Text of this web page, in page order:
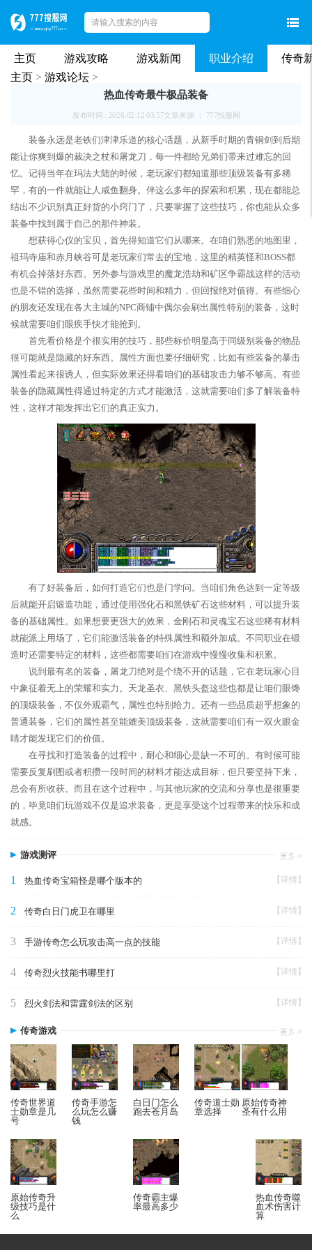
主页 游戏攻略 游戏新闻 职业介绍
传奇
主页 > 游戏论坛 >
热血传奇最牛极品装备
发布时间 : 2026-02-12 03:57文章来源 ： 777找服网
装备永远是老铁们津津乐道的核心话题，从新手时期的青铜剑到后期
能让你爽到爆的裁决之杖和屠龙刀，每一件都给兄弟们带来过难忘的回
忆。记得当年在玛法大陆的时候，老玩家们都知道那些顶级装备有多稀
罕，有的一件就能让人咸鱼翻身。伴这么多年的探索和积累，现在都能总
结出不少识别真正好货的小窍门了，只要掌握了这些技巧，你也能从众多
装备中找到属于自己的那件神装。
想获得心仪的宝贝，首先得知道它们从哪来。在咱们熟悉的地图里，
祖玛寺庙和赤月峡谷可是老玩家们常去的宝地，这里的精英怪和BOSS都
有机会掉落好东西。另外参与游戏里的魔龙浩劫和矿区争霸战这样的活动
也是不错的选择，虽然需要花些时间和精力，但回报绝对值得。有些细心
的朋友还发现在各大主城的NPC商铺中偶尔会刷出属性特别的装备，这时
候就需要咱们眼疾手快才能抢到。
首先看价格是个很实用的技巧，那些标价明显高于同级别装备的物品
很可能就是隐藏的好东西。属性方面也要仔细研究，比如有些装备的暴击
属性看起来很诱人，但实际效果还得看咱们的基础攻击力够不够高。有些
装备的隐藏属性得通过特定的方式才能激活，这就需要咱们多了解装备特
性，这样才能发挥出它们的真正实力。
有了好装备后，如何打造它们也是门学问。当咱们角色达到一定等级
后就能开启锻造功能，通过使用强化石和黑铁矿石这些材料，可以提升装
备的基础属性。如果想要更强大的效果，金刚石和灵魂宝石这些稀有材料
就能派上用场了，它们能激活装备的特殊属性和额外加成。不同职业在锻
造时还需要特定的材料，这些都需要咱们在游戏中慢慢收集和积累。
说到最有名的装备，屠龙刀绝对是个绕不开的话题，它在老玩家心目
中象征着无上的荣耀和实力。天龙圣衣、黑铁头盔这些也都是让咱们眼馋
的顶级装备，不仅外观霸气，属性也特别给力。还有一些品质超乎想象的
普通装备，它们的属性甚至能媲美顶级装备，这就需要咱们有一双火眼金
睛才能发现它们的价值。
在寻找和打造装备的过程中，耐心和细心是缺一不可的。有时候可能
需要反复刷图或者积攒一段时间的材料才能达成目标，但只要坚持下来，
总会有所收获。而且在这个过程中，与其他玩家的交流和分享也是很重要
的，毕竟咱们玩游戏不仅是追求装备，更是享受这个过程带来的快乐和成
就感。
游戏测评
1 热血传奇宝箱怪是哪个版本的 【详情】
2 传奇白日门虎卫在哪里 【详情】
3 手游传奇怎么玩攻击高一点的技能 【详情】
4 传奇烈火技能书哪里打 【详情】
5 烈火剑法和雷霆剑法的区别 【详情】
传奇游戏
传奇世界道
士勋章是几
号
传奇手游怎
么玩怎么赚
钱
白日门怎么
跑去苍月岛
传奇道士勋
章选择
原始传奇神
圣有什么用
原始传奇升
级技巧是什
么
传奇霸主爆
率最高多少
热血传奇噬
血术伤害计
算